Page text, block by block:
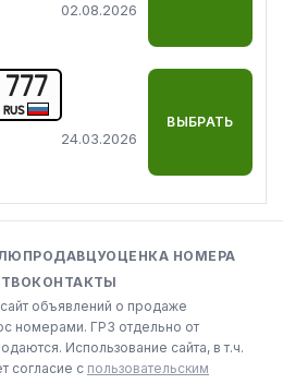
02.08.2026
777
RUS
24.03.2026
ВЫБРАТЬ
объявлений о продаже
номерами. ГРЗ отдельно от
Использование сайта, в т.ч.
согласие с пользовательским
ПРОДАВЦУОЦЕНКА НОМЕРА
КОНТАКТЫ